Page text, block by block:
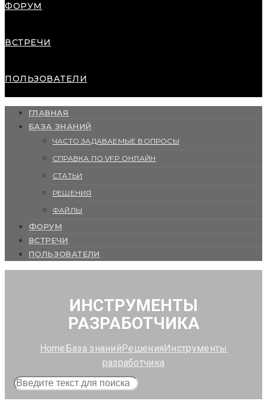
ФОРУМ
ВСТРЕЧИ
ПОЛЬЗОВАТЕЛИ
ГЛАВНАЯ
БАЗА ЗНАНИЙ
ЧАСТО ЗАДАВАЕМЫЕ ВОПРОСЫ
СПРАВКА ПО VFP ОНЛАЙН
СТАТЬИ
РЕШЕНИЯ
ФАЙЛЫ
ФОРУМ
ВСТРЕЧИ
ПОЛЬЗОВАТЕЛИ
ИНСТРУМЕНТЫ
РАЗРАБОТЧИКА
HomeБаза знанийРешенияИнструменты
разработчика